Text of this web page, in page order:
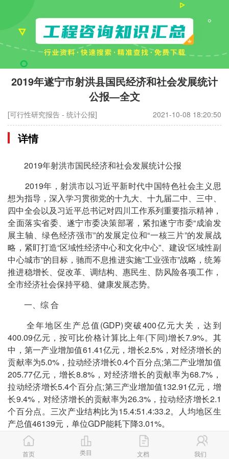
2019年遂宁市射洪县国民经济和社会发展统计
公报—全文
[可行性研究报告 - 统计公报] 2021-10-08 18:20:50
详情
2019年射洪市国民经济和社会发展统计公报
2019年，射洪市以习近平新时代中国特色社会主义思
想为指导，深入学习贯彻党的十九大、十九届二中、三中、
四中全会以及习近平总书记对四川工作系列重要指示精神，
全面落实省委、遂宁市委决策部署，紧扣遂宁市委“成渝发
展主轴、绿色经济强市”的发展定位和“一核三片”的发展战
略，紧盯打造“区域性经济中心和文化中心”、建设“区域性副
中心城市”的目标，驰而不息推进实施“工业强市”战略，统筹
推进稳增长、促改革、调结构、惠民生、防风险各项工作，
全市经济社会保持平稳、健康发展态势。
一、综 合
全年地区生产总值(GDP)突破400亿元大关，达到
400.09亿元，按可比价格计算比上年(下同)增长7.9%。其
中，第一产业增加值61.41亿元，增长2.5%，对经济增长的
贡献率为5.0%，拉动经济增长0.4个百分点;第二产业增加值
205.77亿元，增长8.8%，对经济增长的贡献率为68.7%，
拉动经济增长5.4个百分点;第三产业增加值132.91亿元，增
长9.4%，对经济增长的贡献率为26.3%，拉动经济增长2.1
个百分点。三次产业结构比为15.4:51.4:33.2。人均地区生
产总值46139元，单位GDP能耗下降3.01%。
图1 2013-2019年地区生产总值及其增长速度变化图
首页 类目 文档 我们